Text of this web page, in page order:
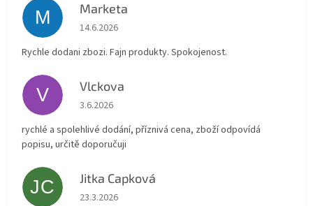
M Marketa
Hodnocení obchodu je 5 z 5 hvězdiček.
14.6.2026
Rychle dodani zbozi. Fajn produkty. Spokojenost.
V Vlckova
Hodnocení obchodu je 5 z 5 hvězdiček.
3.6.2026
rychlé a spolehlivé dodání, příznivá cena, zboží odpovídá
popisu, určitě doporučuji
JC Jitka Capková
Hodnocení obchodu je 5 z 5 hvězdiček.
23.3.2026